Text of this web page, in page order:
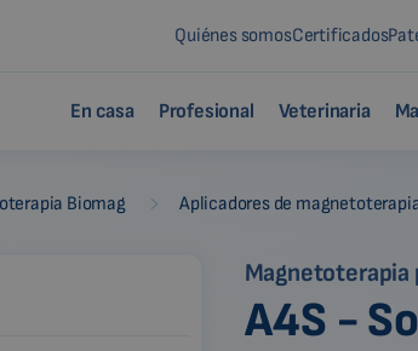
Quiénes somosCertificados
En casa Profesional Veterinaria
Biomag Aplicadores de
Magnetoterapia
A4S -